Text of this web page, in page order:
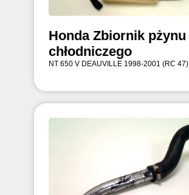
Honda Zbiornik pżynu
chłodniczego
NT 650 V DEAUVILLE 1998-2001 (RC 47)